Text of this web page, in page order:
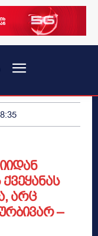
არც
–